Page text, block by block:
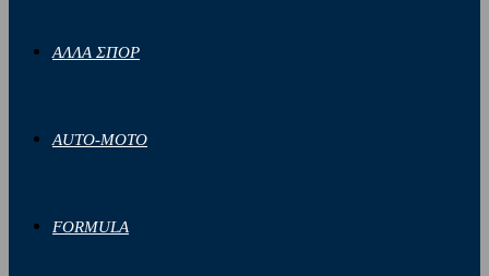
ΑΛΛΑ ΣΠΟΡ
AUTO-MOTO
FORMULA